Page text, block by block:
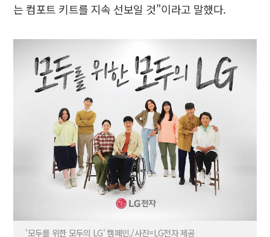
는 컴포트 키트를 지속 선보일 것"이라고 말했다.
'모두를 위한 모두의 LG' 캠페인./사진=LG전자 제공